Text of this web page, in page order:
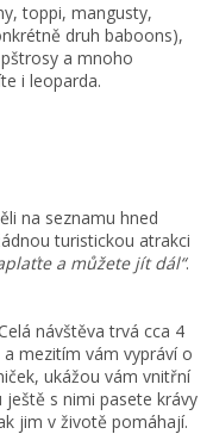
toppi, mangusty,
druh baboons),
a mnoho
i leoparda.
na seznamu hned
turistickou atrakci
a můžete jít dál“.
návštěva trvá cca 4
mezitím vám vypráví o
ukážou vám vnitřní
s nimi pasete krávy
jim v životě pomáhají.